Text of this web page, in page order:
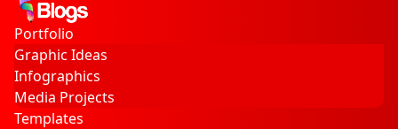
Play
skin
Portfolio
Graphic Ideas
Infographics
Media Projects
Templates